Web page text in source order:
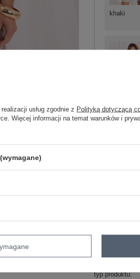
khaki
szary
typ produktu
usług zgodnie z Polityką dotyczącą
Więcej informacji na temat warunków i